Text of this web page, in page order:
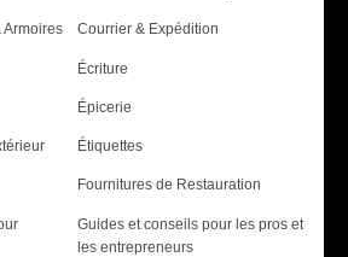
Armoires
Courrier & Expédition
Écriture
Épicerie
Étiquettes
Fournitures de Restauration
Guides et conseils pour les pros et
les entrepreneurs